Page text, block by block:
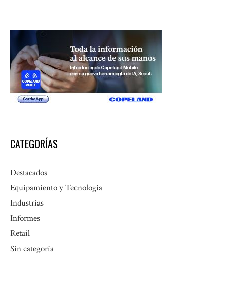
CATEGORÍAS
Destacados
Equipamiento y Tecnología
Industrias
Informes
Retail
Sin categoría